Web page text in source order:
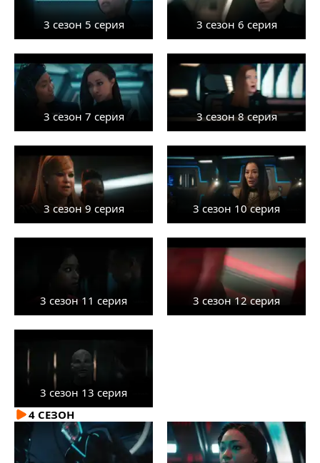
3 сезон 5 серия 3 сезон 6 серия
3 сезон 7 серия 3 сезон 8 серия
3 сезон 9 серия 3 сезон 10 серия
3 сезон 11 серия 3 сезон 12 серия
3 сезон 13 серия
4 СЕЗОН